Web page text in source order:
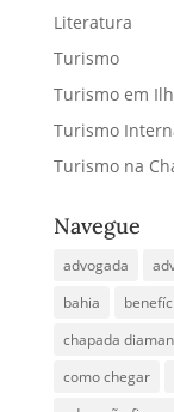
Literatura
Turismo
Turismo em
Turismo
Turismo na
Navegue
advogada
bahia
chapada
como chegar